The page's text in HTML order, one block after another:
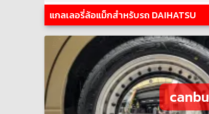
แกลเลอรี่ล้อแม็กสำหรับรถ DAIHATSU